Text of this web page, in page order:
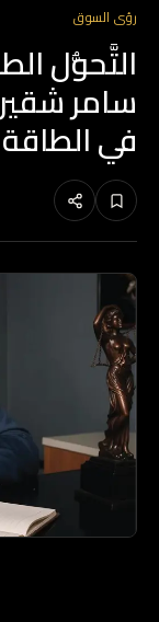
رؤى السوق
التَّحوُّل
سامر
في